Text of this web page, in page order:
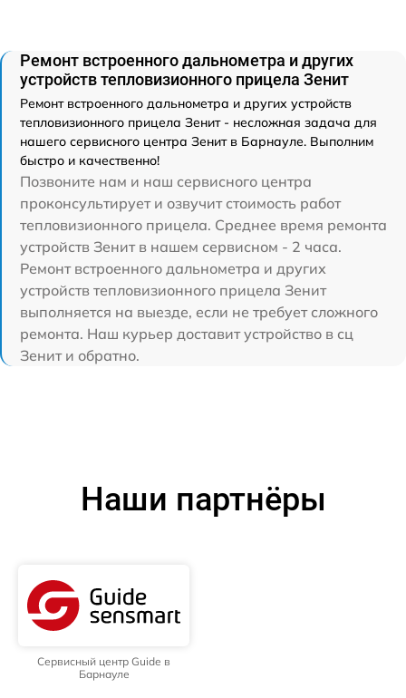
Ремонт встроенного дальнометра и других
устройств тепловизионного прицела Зенит
Ремонт встроенного дальнометра и других устройств
тепловизионного прицела Зенит - несложная задача для
нашего сервисного центра Зенит в Барнауле. Выполним
быстро и качественно!
Позвоните нам и наш сервисного центра
проконсультирует и озвучит стоимость работ
тепловизионного прицела. Среднее время ремонта
устройств Зенит в нашем сервисном - 2 часа.
Ремонт встроенного дальнометра и других
устройств тепловизионного прицела Зенит
выполняется на выезде, если не требует сложного
ремонта. Наш курьер доставит устройство в сц
Зенит и обратно.
Наши партнёры
Сервисный центр Guide в
Барнауле